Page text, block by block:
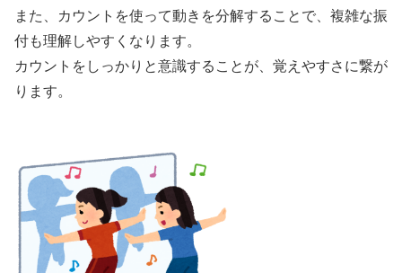
また、カウントを使って動きを分解することで、複雑な振
付も理解しやすくなります。
カウントをしっかりと意識することが、覚えやすさに繋が
ります。